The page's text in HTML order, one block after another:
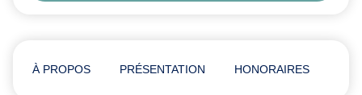
À PROPOS PRÉSENTATION HONORAIRES